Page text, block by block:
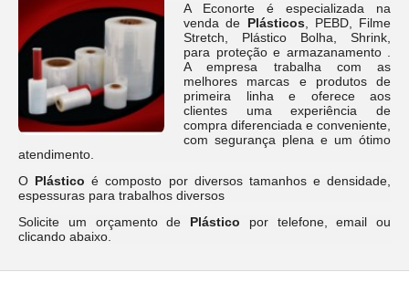
A Econorte é especializada na
venda de Plásticos, PEBD, Filme
Stretch, Plástico Bolha, Shrink,
para proteção e armazanamento .
A empresa trabalha com as
melhores marcas e produtos de
primeira linha e oferece aos
clientes uma experiência de
compra diferenciada e conveniente,
com segurança plena e um ótimo
atendimento.
O Plásticoé composto por diversos tamanhos e densidade,
espessuras para trabalhos diversos
Solicite um orçamento de Plástico
por telefone, email ou
clicando abaixo.